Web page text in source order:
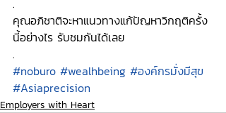
คุณอภิชาติจะหาแนวทางแก้ปัญหาวิกฤติครั้ง
นี้อย่างไร รับชมกันได้เลย
.
#noburo #wealhbeing #องค์กรมั่งมีสุข
#Asiaprecision
Employers with Heart